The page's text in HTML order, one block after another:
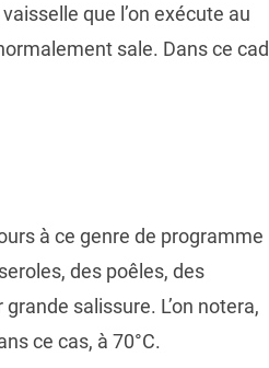
que l’on exécute au
sale. Dans ce
à ce genre de programme
des poêles, des
salissure. L’on notera,
ce cas, à 70°C.